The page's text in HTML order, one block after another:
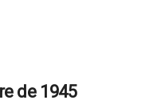
de 1945